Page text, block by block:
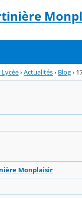
Lycée›Actualités› Blog›
Monplaisir